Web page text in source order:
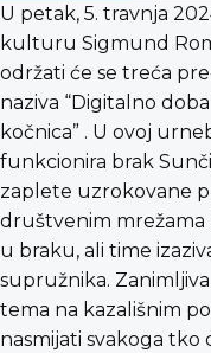
U petak, 5. travnja
kulturu Sigmund
održati će se treća
naziva “Digitalno
kočnica” . U ovoj
funkcionira brak
zaplete uzrokovane
društvenim mrežama
u braku, ali time
supružnika.
tema na kazališnim
nasmijati svakoga